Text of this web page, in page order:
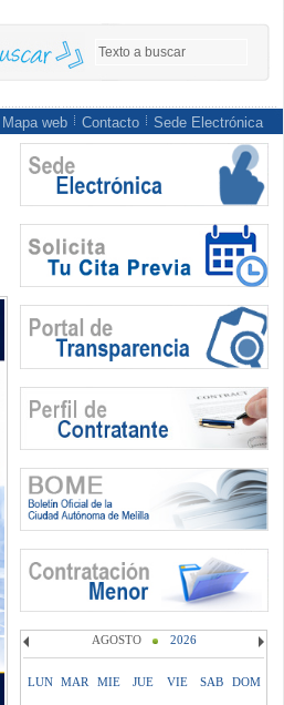
Mapa web Contacto Sede Electrónica
AGOSTO 2026
LUN MAR MIE JUE VIE SAB DOM